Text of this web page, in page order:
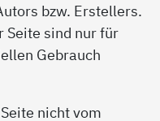
bzw. Erstellers.
Seite sind nur für
Gebrauch
nicht vom